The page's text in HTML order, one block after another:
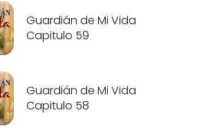
Guardián de Mi Vida
Capitulo 59
Guardián de Mi Vida
Capitulo 58